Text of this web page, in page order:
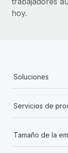
hoy.
Soluciones
Servicios de
Tamaño de la